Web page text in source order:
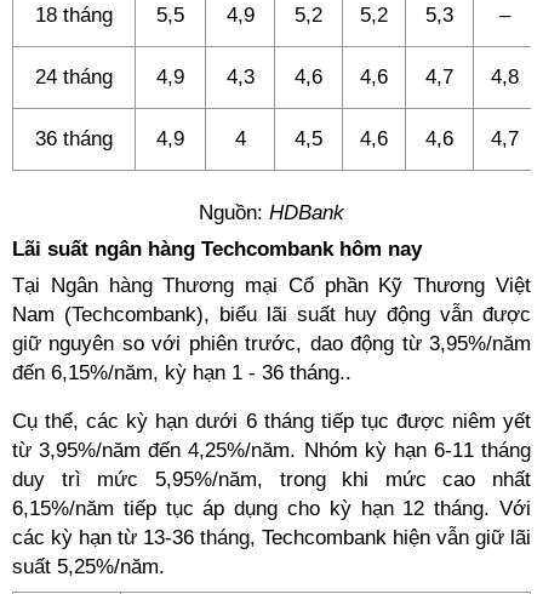
18 tháng 5,5 4,9 5,2 5,2 5,3 –
24 tháng 4,9 4,3 4,6 4,6 4,7 4,8
36 tháng 4,9 4 4,5 4,6 4,6 4,7
Nguồn: HDBank
Lãi suất ngân hàng Techcombank hôm nay
Tại Ngân hàng Thương mại Cổ phần Kỹ Thương Việt
Nam (Techcombank), biểu lãi suất huy động vẫn được
giữ nguyên so với phiên trước, dao động từ 3,95%/năm
đến 6,15%/năm, kỳ hạn 1 - 36 tháng..
Cụ thể, các kỳ hạn dưới 6 tháng tiếp tục được niêm yết
từ 3,95%/năm đến 4,25%/năm. Nhóm kỳ hạn 6-11 tháng
duy trì mức 5,95%/năm, trong khi mức cao nhất
6,15%/năm tiếp tục áp dụng cho kỳ hạn 12 tháng. Với
các kỳ hạn từ 13-36 tháng, Techcombank hiện vẫn giữ lãi
suất 5,25%/năm.